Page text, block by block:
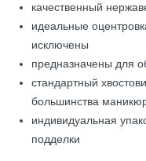
качественный
идеальные
исключены
предназначены для
стандартный
большинства
индивидуальная
подделки